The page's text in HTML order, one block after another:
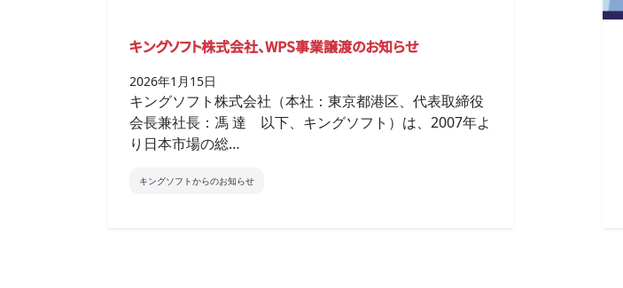
キングソフト株式会社、WPS事業譲渡のお知らせ
2026年1月15日
キングソフト株式会社（本社：東京都港区、代表取締役
会長兼社長：馮 達 以下、キングソフト）は、2007年よ
り日本市場の総…
キングソフトからのお知らせ